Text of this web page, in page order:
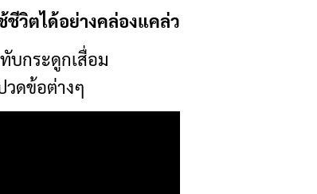
วิตได้อย่างคล่องแคล่ว
บกระดูกเสื่อม
วดข้อต่างๆ